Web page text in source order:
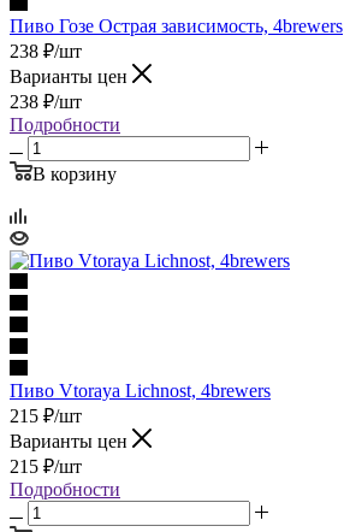
Пиво Гозе Острая зависимость, 4brewers
238 ₽/шт
Варианты цен
238 ₽/шт
Подробности
В корзину
Пиво Vtoraya Lichnost, 4brewers
215 ₽/шт
Варианты цен
215 ₽/шт
Подробности